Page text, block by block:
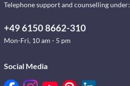
Telephone support and counselling under:
+49 6150 8662-310
Mon-Fri, 10 am - 5 pm
Social Media